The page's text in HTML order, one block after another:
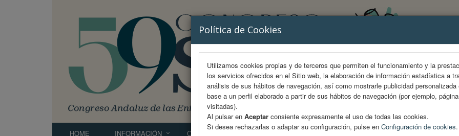
Política de Cookies
Utilizamos cookies propias y de terceros que permiten el funcionamiento y la
los servicios ofrecidos en el Sitio web, la elaboración de información estadística a
análisis de sus hábitos de navegación, así como mostrarle publicidad personalizada
base a un perfil elaborado a partir de sus hábitos de navegación (por ejemplo,
visitadas).
Al pulsar en Aceptar consiente expresamente el uso de todas las cookies.
Si desea rechazarlas o adaptar su configuración, pulse en Configuración de cookies.
HOME INFORMACIÓN COMITÉS AREA CIENTÍFICA INSCRIPCIÓN ALOJAMIENTO